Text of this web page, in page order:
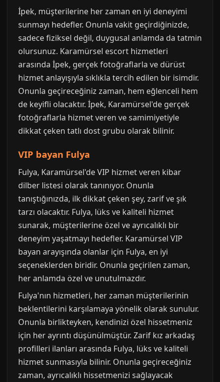
İpek, müşterilerine her zaman en iyi deneyimi
sunmayı hedefler. Onunla vakit geçirdiğinizde,
sadece fiziksel değil, duygusal anlamda da tatmin
olursunuz. Karamürsel escort hizmetleri
arasında İpek, gerçek fotoğraflarla ve dürüst
hizmet anlayışıyla sıklıkla tercih edilen bir isimdir.
Onunla geçireceğiniz zaman, hem eğlenceli hem
de keyifli olacaktır. İpek, Karamürsel'de gerçek
fotoğraflarla hizmet veren ve samimiyetiyle
dikkat çeken tatlı dost grubu olarak bilinir.
VIP bayan Fulya
Fulya, Karamürsel'de VIP hizmet veren kibar
dilber listesi olarak tanınıyor. Onunla
tanıştığınızda, ilk dikkat çeken şey, zarif ve şık
tarzı olacaktır. Fulya, lüks ve kaliteli hizmet
sunarak, müşterilerine özel ve ayrıcalıklı bir
deneyim yaşatmayı hedefler. Karamürsel VIP
bayan arayışında olanlar için Fulya, en iyi
seçeneklerden biridir. Onunla geçirilen zaman,
her anlamda özel ve unutulmazdır.
Fulya'nın hizmetleri, her zaman müşterilerinin
beklentilerini karşılamaya yönelik olarak sunulur.
Onunla birlikteyken, kendinizi özel hissetmeniz
için her ayrıntı düşünülmüştür. Zarif kız arkadaş
profilleri ilanları arasında Fulya, lüks ve kaliteli
hizmet sunmasıyla bilinir. Onunla geçireceğiniz
zaman, ayrıcalıklı hissetmenizi sağlayacak